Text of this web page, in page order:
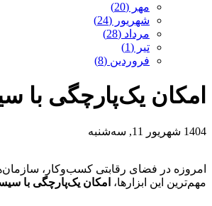
مهر (20)
شهریور (24)
مرداد (28)
تیر (1)
فروردین (8)
امکان یک‌پارچگی
1404 شهریور 11, سه‌شنبه
امروزه در فضای رقابتی کسب‌وکار، سازمان‌ها
مهم‌ترین این ابزارها، امکان یک‌پارچگی با